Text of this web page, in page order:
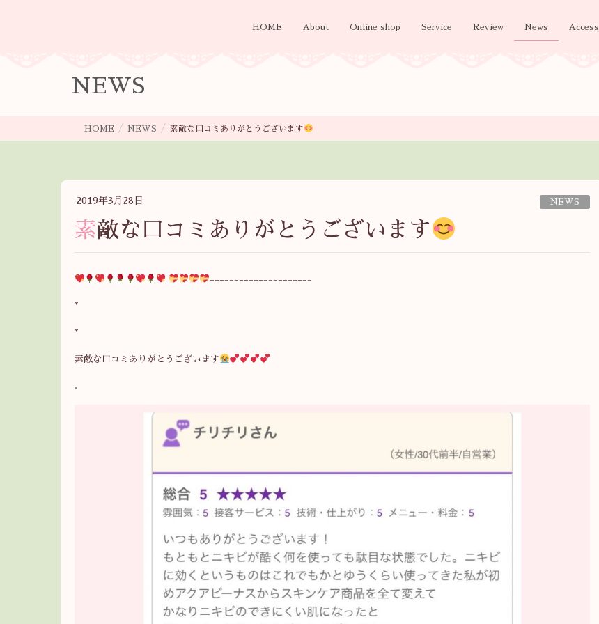
HOME About Online shop Service Review News Access
NEWS
HOME NEWS 素敵な口コミありがとうございます
2019年3月28日 NEWS
素敵な口コミありがとうございます
=====================
*
*
素敵な口コミありがとうございます
.